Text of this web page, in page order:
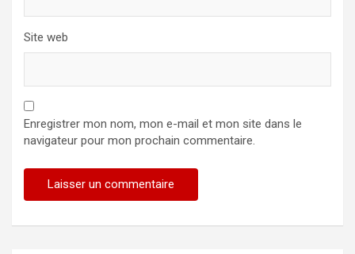
Site web
Enregistrer mon nom, mon e-mail et mon site dans le
navigateur pour mon prochain commentaire.